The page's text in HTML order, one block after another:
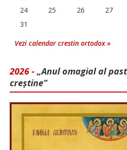
24
25 26 27
31
Vezi calendar crestin ortodox »
2026 - „Anul omagial al
creștine”